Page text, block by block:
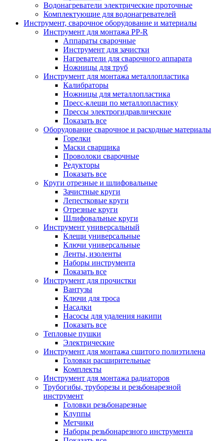
Водонагреватели электрические проточные
Комплектующие для водонагревателей
Инструмент, сварочное оборудование и материалы
Инструмент для монтажа PP-R
Аппараты сварочные
Инструмент для зачистки
Нагреватели для сварочного аппарата
Ножницы для труб
Инструмент для монтажа металлопластика
Калибраторы
Ножницы для металлопластика
Пресс-клещи по металлопластику
Прессы электрогидравлические
Показать все
Оборудование сварочное и расходные материалы
Горелки
Маски сварщика
Проволоки сварочные
Редукторы
Показать все
Круги отрезные и шлифовальные
Зачистные круги
Лепестковые круги
Отрезные круги
Шлифовальные круги
Инструмент универсальный
Клещи универсальные
Ключи универсальные
Ленты, изоленты
Наборы инструмента
Показать все
Инструмент для прочистки
Вантузы
Ключи для троса
Насадки
Насосы для удаления накипи
Показать все
Тепловые пушки
Электрические
Инструмент для монтажа сшитого полиэтилена
Головки расширительные
Комплекты
Инструмент для монтажа радиаторов
Трубогибы, труборезы и резьбонарезной
инструмент
Головки резьбонарезные
Клуппы
Метчики
Наборы резьбонарезного инструмента